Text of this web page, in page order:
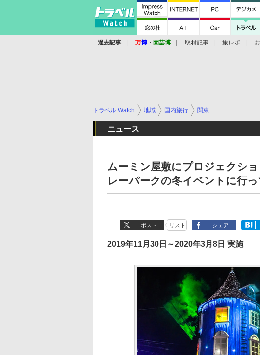
過去記事 万博 ・ 園芸博 取材記事 旅レポ
トラベル Watch 地域 国内旅行 関東
ニュース
ムーミン屋敷にプロジェクシ
レーパークの冬イベントに行っ
ポスト リスト シェア
2019年11月30日～2020年3月8日 実施